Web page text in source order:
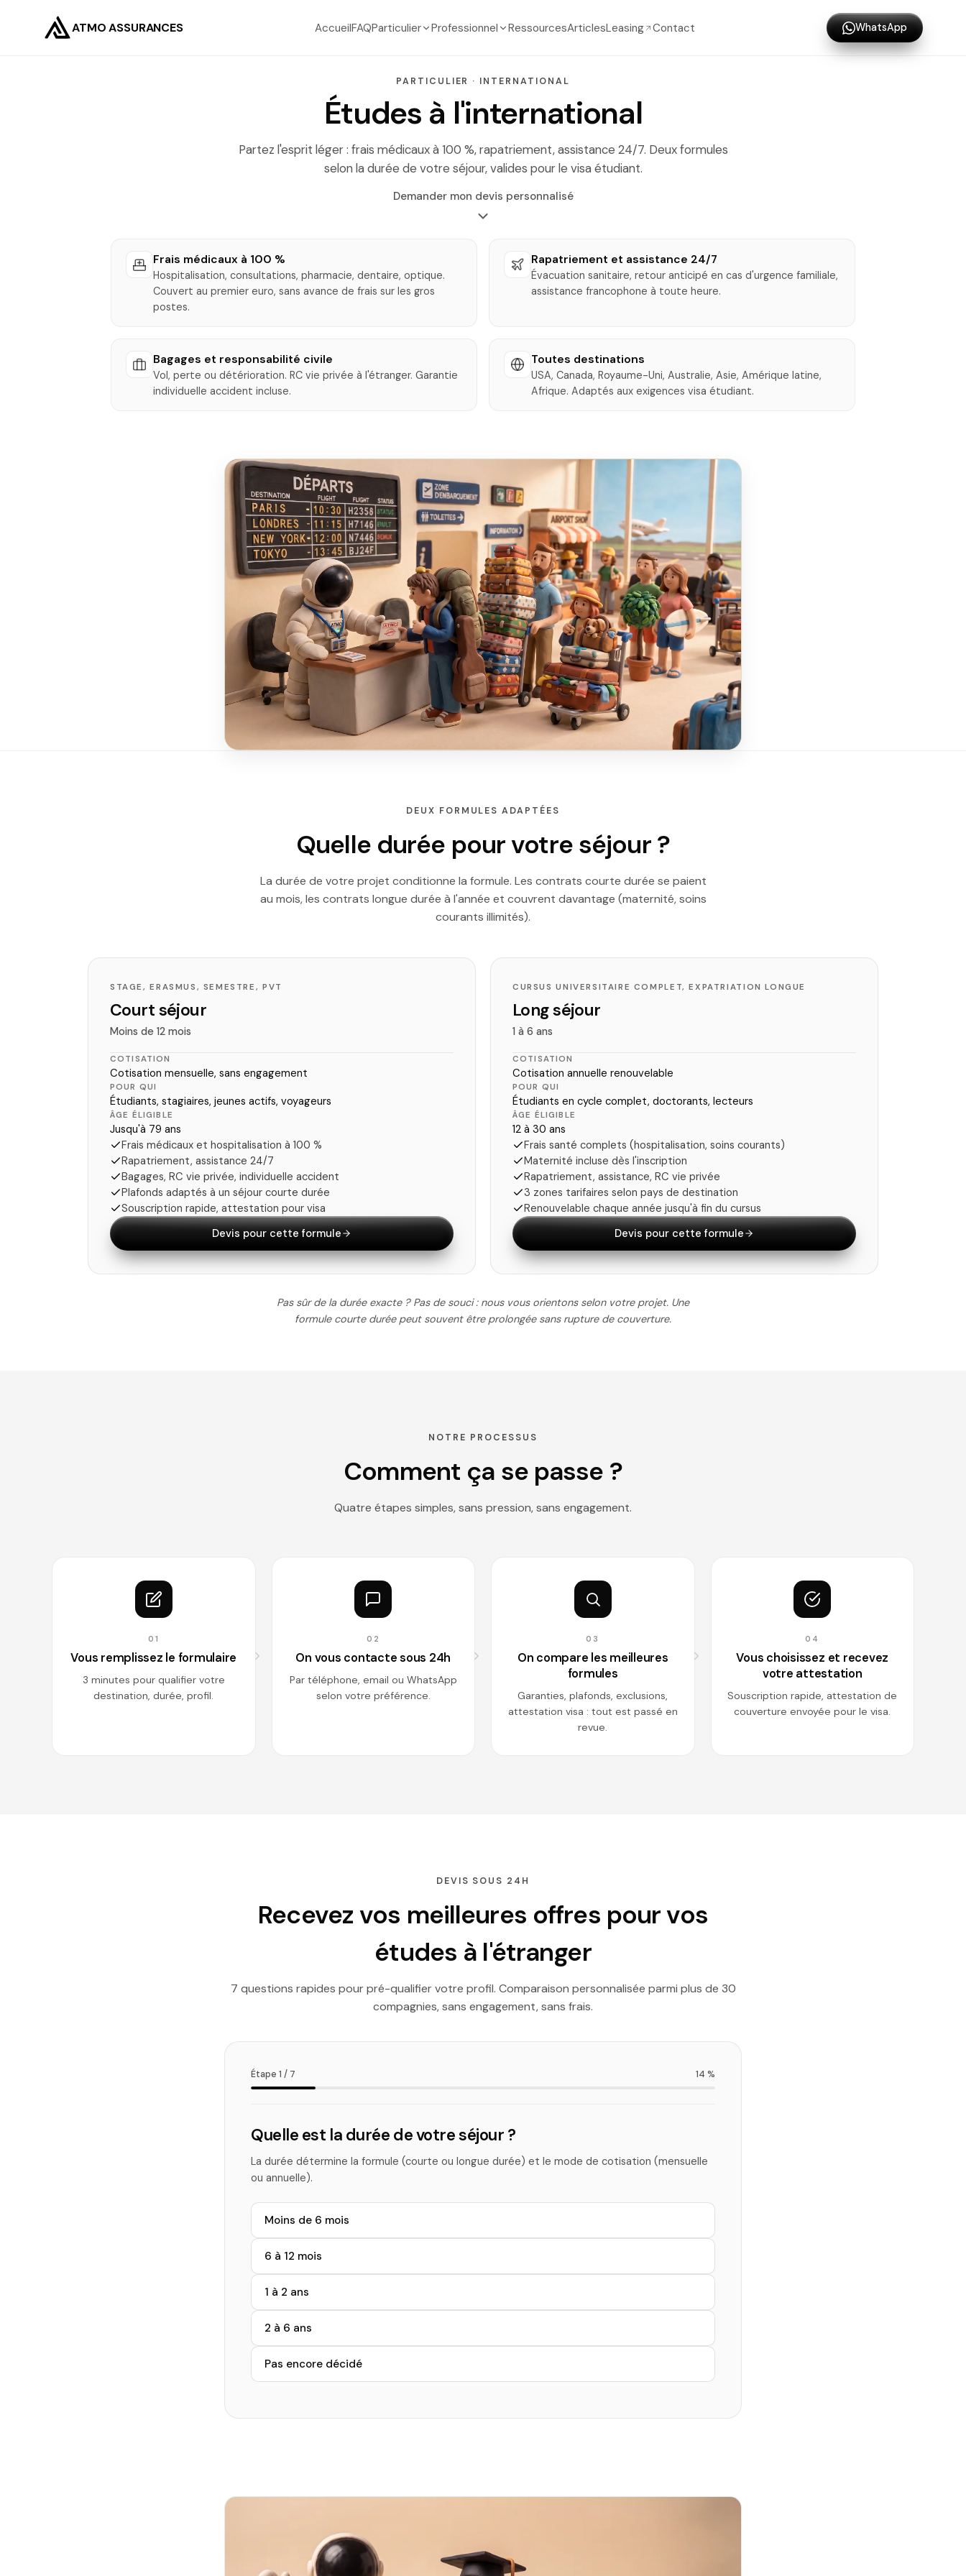
ATMO ASSURANCES AccueilFAQParticulier Professionnel RessourcesArticlesLeasing Contact WhatsApp
PARTICULIER · INTERNATIONAL
Études à l'international
Partez l'esprit léger : frais médicaux à 100 %, rapatriement, assistance 24/7. Deux formules
selon la durée de votre séjour, valides pour le visa étudiant.
Demander mon devis personnalisé
Frais médicaux à 100 %
Hospitalisation, consultations, pharmacie, dentaire, optique.
Couvert au premier euro, sans avance de frais sur les gros
postes.
Rapatriement et assistance 24/7
Évacuation sanitaire, retour anticipé en cas d'urgence familiale,
assistance francophone à toute heure.
Bagages et responsabilité civile
Vol, perte ou détérioration. RC vie privée à l'étranger. Garantie
individuelle accident incluse.
Toutes destinations
USA, Canada, Royaume-Uni, Australie, Asie, Amérique latine,
Afrique. Adaptés aux exigences visa étudiant.
DEUX FORMULES ADAPTÉES
Quelle durée pour votre séjour ?
La durée de votre projet conditionne la formule. Les contrats courte durée se paient
au mois, les contrats longue durée à l'année et couvrent davantage (maternité, soins
courants illimités).
STAGE, ERASMUS, SEMESTRE, PVT
Court séjour
Moins de 12 mois
COTISATION
Cotisation mensuelle, sans engagement
POUR QUI
Étudiants, stagiaires, jeunes actifs, voyageurs
ÂGE ÉLIGIBLE
Jusqu'à 79 ans
Frais médicaux et hospitalisation à 100 %
Rapatriement, assistance 24/7
Bagages, RC vie privée, individuelle accident
Plafonds adaptés à un séjour courte durée
Souscription rapide, attestation pour visa
Devis pour cette formule
CURSUS UNIVERSITAIRE COMPLET, EXPATRIATION LONGUE
Long séjour
1 à 6 ans
COTISATION
Cotisation annuelle renouvelable
POUR QUI
Étudiants en cycle complet, doctorants, lecteurs
ÂGE ÉLIGIBLE
12 à 30 ans
Frais santé complets (hospitalisation, soins courants)
Maternité incluse dès l'inscription
Rapatriement, assistance, RC vie privée
3 zones tarifaires selon pays de destination
Renouvelable chaque année jusqu'à fin du cursus
Devis pour cette formule
Pas sûr de la durée exacte ? Pas de souci : nous vous orientons selon votre projet. Une
formule courte durée peut souvent être prolongée sans rupture de couverture.
NOTRE PROCESSUS
Comment ça se passe ?
Quatre étapes simples, sans pression, sans engagement.
01
Vous remplissez le formulaire
3 minutes pour qualifier votre
destination, durée, profil.
02
On vous contacte sous 24h
Par téléphone, email ou WhatsApp
selon votre préférence.
03
On compare les meilleures
formules
Garanties, plafonds, exclusions,
attestation visa : tout est passé en
revue.
04
Vous choisissez et recevez
votre attestation
Souscription rapide, attestation de
couverture envoyée pour le visa.
DEVIS SOUS 24H
Recevez vos meilleures offres pour vos
études à l'étranger
7 questions rapides pour pré-qualifier votre profil. Comparaison personnalisée parmi plus de 30
compagnies, sans engagement, sans frais.
Étape 1 / 7 14 %
Quelle est la durée de votre séjour ?
La durée détermine la formule (courte ou longue durée) et le mode de cotisation (mensuelle
ou annuelle).
Moins de 6 mois
6 à 12 mois
1 à 2 ans
2 à 6 ans
Pas encore décidé